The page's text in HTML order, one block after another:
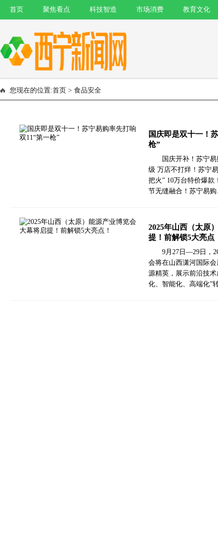
首页 聚焦看点 科技智造 市场消费 教育文化
您现在的位置:首页 > 食品安全
国庆即是双十一！
枪”
国庆开补！苏宁
级 万店不打烊！苏宁
把火” 10万台特价爆款
节无缝融合！苏宁易
2025年山西（太原
提！前解锁5大亮点
9月27日—29日，
会将在山西潇河国际
源精英，展示前沿技
化、智能化、高端化